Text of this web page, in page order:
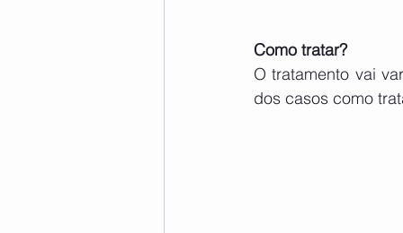
Como tratar?
O tratamento vai
dos casos como